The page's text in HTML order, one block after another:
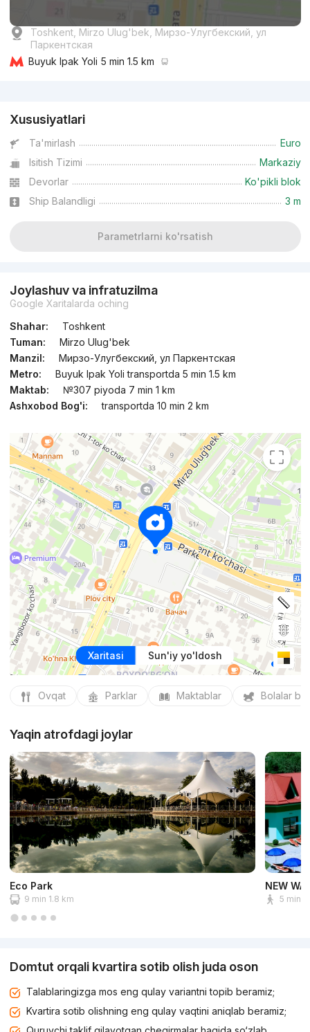
Toshkent, Mirzo Ulug'bek, Мирзо-Улугбекский, ул
Паркентская
Buyuk Ipak Yoli 5 min 1.5 km
Xususiyatlari
Ta'mirlash
Euro
Isitish Tizimi
Markaziy
Devorlar
Ko'pikli blok
Ship Balandligi
3 m
Parametrlarni ko'rsatish
Joylashuv va infratuzilma
Google Xaritalarda oching
Shahar:
Toshkent
Tuman:
Mirzo Ulug'bek
Manzil:
Мирзо-Улугбекский, ул Паркентская
Metro:
Buyuk Ipak Yoli transportda 5 min 1.5 km
Maktab:
№307 piyoda 7 min 1 km
Ashxobod Bog'i:
transportda 10 min 2 km
Xaritasi Sun'iy yo'ldosh
Ovqat Parklar Maktablar Bolalar
Yaqin atrofdagi joylar
Eco Park
9 min 1.8 km
NEW
5 min
Domtut orqali kvartira sotib olish juda oson
Talablaringizga mos eng qulay variantni topib beramiz;
Kvartira sotib olishning eng qulay vaqtini aniqlab beramiz;